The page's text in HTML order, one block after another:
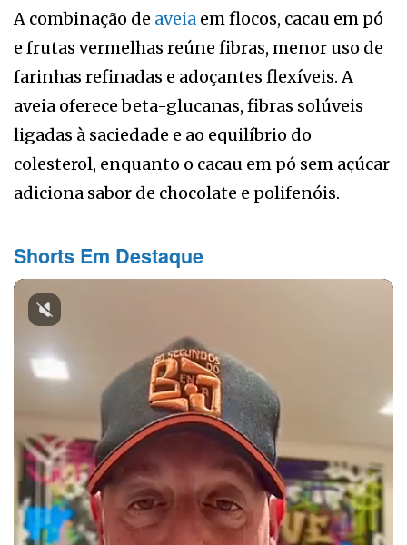
A combinação de aveia em flocos, cacau em pó
e frutas vermelhas reúne fibras, menor uso de
farinhas refinadas e adoçantes flexíveis. A
aveia oferece beta-glucanas, fibras solúveis
ligadas à saciedade e ao equilíbrio do
colesterol, enquanto o cacau em pó sem açúcar
adiciona sabor de chocolate e polifenóis.
Shorts Em Destaque